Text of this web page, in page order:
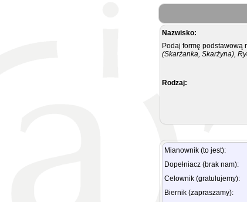
Nazwisko:
Podaj formę podstawową
(Skarżanka, Skarżyna),
Rodzaj:
Mianownik (to jest):
Dopełniacz (brak nam):
Celownik (gratulujemy):
Biernik (zapraszamy):